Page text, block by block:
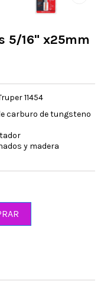
5/16" x25mm
11454
carburo de tungsteno
y madera